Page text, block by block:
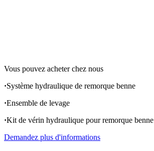
Vous pouvez acheter chez nous
·Système hydraulique de remorque benne
·Ensemble de levage
·Kit de vérin hydraulique pour remorque benne
Demandez plus d'informations